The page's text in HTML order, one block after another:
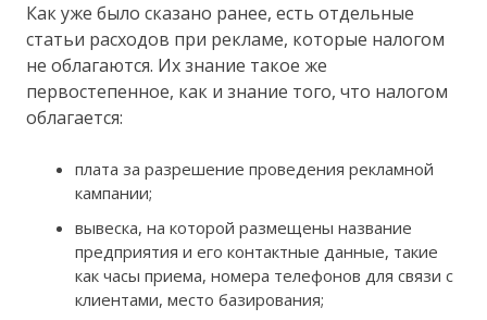
Как уже было сказано ранее, есть отдельные
статьи расходов при рекламе, которые налогом
не облагаются. Их знание такое же
первостепенное, как и знание того, что налогом
облагается:
плата за разрешение проведения рекламной
кампании;
вывеска, на которой размещены название
предприятия и его контактные данные, такие
как часы приема, номера телефонов для связи с
клиентами, место базирования;